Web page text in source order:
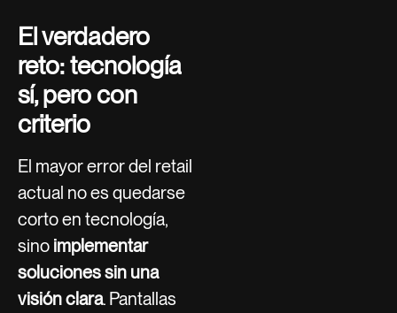
El verdadero
reto: tecnología
sí, pero con
criterio
El mayor error del retail
actual no es quedarse
corto en tecnología,
sino implementar
soluciones sin una
visión clara. Pantallas